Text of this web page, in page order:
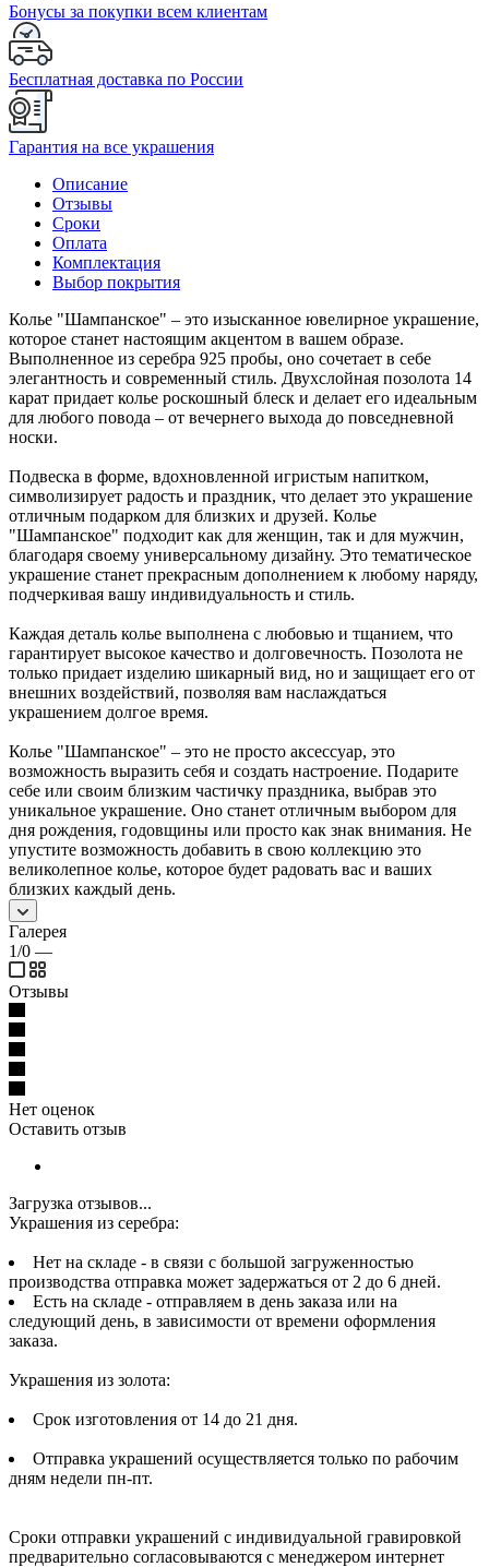
Бонусы за покупки всем клиентам
Бесплатная доставка по России
Гарантия на все украшения
Описание
Отзывы
Сроки
Оплата
Комплектация
Выбор покрытия
Колье "Шампанское" – это изысканное ювелирное украшение,
которое станет настоящим акцентом в вашем образе.
Выполненное из серебра 925 пробы, оно сочетает в себе
элегантность и современный стиль. Двухслойная позолота 14
карат придает колье роскошный блеск и делает его идеальным
для любого повода – от вечернего выхода до повседневной
носки.
Подвеска в форме, вдохновленной игристым напитком,
символизирует радость и праздник, что делает это украшение
отличным подарком для близких и друзей. Колье
"Шампанское" подходит как для женщин, так и для мужчин,
благодаря своему универсальному дизайну. Это тематическое
украшение станет прекрасным дополнением к любому наряду,
подчеркивая вашу индивидуальность и стиль.
Каждая деталь колье выполнена с любовью и тщанием, что
гарантирует высокое качество и долговечность. Позолота не
только придает изделию шикарный вид, но и защищает его от
внешних воздействий, позволяя вам наслаждаться
украшением долгое время.
Колье "Шампанское" – это не просто аксессуар, это
возможность выразить себя и создать настроение. Подарите
себе или своим близким частичку праздника, выбрав это
уникальное украшение. Оно станет отличным выбором для
дня рождения, годовщины или просто как знак внимания. Не
упустите возможность добавить в свою коллекцию это
великолепное колье, которое будет радовать вас и ваших
близких каждый день.
Галерея
1/0 —
Отзывы
Нет оценок
Оставить отзыв
Загрузка отзывов...
Украшения из серебра:
Нет на складе - в связи с большой загруженностью
производства отправка может задержаться от 2 до 6 дней.
Есть на складе - отправляем в день заказа или на
следующий день, в зависимости от времени оформления
заказа.
Украшения из золота:
Срок изготовления от 14 до 21 дня.
Отправка украшений осуществляется только по рабочим
дням недели пн-пт.
Сроки отправки украшений с индивидуальной гравировкой
предварительно согласовываются с менеджером интернет